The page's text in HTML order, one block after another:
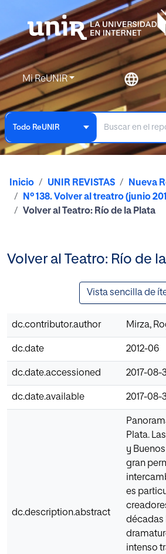
Mi ReUNIR
Todo ReUNIR
Inicio UNIR REVISTAS Nueva
Nº 138. Volver al treatro (junio
Volver al Teatro: Río de la Plata
Volver al Teatro: Río de
Vista sencilla de
dc.contributor.author Mirza,
dc.date 2012-06
dc.date.accessioned 2017-08-
dc.date.available 2017-08-
dc.description.abstract
Plata.
y
gran
es
décadas
intenso